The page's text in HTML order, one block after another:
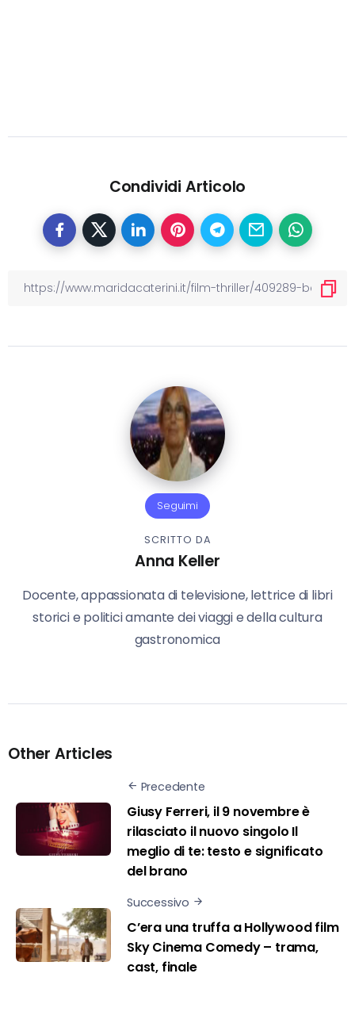
Condividi Articolo
Seguimi
SCRITTO DA
Anna Keller
Docente, appassionata di televisione, lettrice di libri
storici e politici amante dei viaggi e della cultura
gastronomica
Other Articles
Precedente
Giusy Ferreri, il 9 novembre è
rilasciato il nuovo singolo Il
meglio di te: testo e significato
del brano
Successivo
C’era una truffa a Hollywood film
Sky Cinema Comedy – trama,
cast, finale